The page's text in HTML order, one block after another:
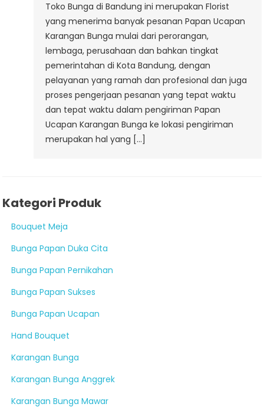
Toko Bunga di Bandung ini merupakan Florist
yang menerima banyak pesanan Papan Ucapan
Karangan Bunga mulai dari perorangan,
lembaga, perusahaan dan bahkan tingkat
pemerintahan di Kota Bandung, dengan
pelayanan yang ramah dan profesional dan juga
proses pengerjaan pesanan yang tepat waktu
dan tepat waktu dalam pengiriman Papan
Ucapan Karangan Bunga ke lokasi pengiriman
merupakan hal yang […]
Kategori Produk
Bouquet Meja
Bunga Papan Duka Cita
Bunga Papan Pernikahan
Bunga Papan Sukses
Bunga Papan Ucapan
Hand Bouquet
Karangan Bunga
Karangan Bunga Anggrek
Karangan Bunga Mawar